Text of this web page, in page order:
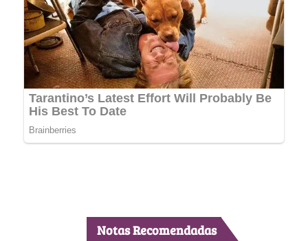
Notas Recomendadas